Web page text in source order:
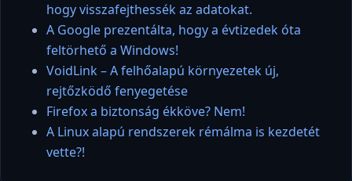
hogy visszafejthessék az adatokat.
A Google prezentálta, hogy a évtizedek óta
feltörhető a Windows!
VoidLink – A felhőalapú környezetek új,
rejtőzködő fenyegetése
Firefox a biztonság ékköve? Nem!
A Linux alapú rendszerek rémálma is kezdetét
vette?!